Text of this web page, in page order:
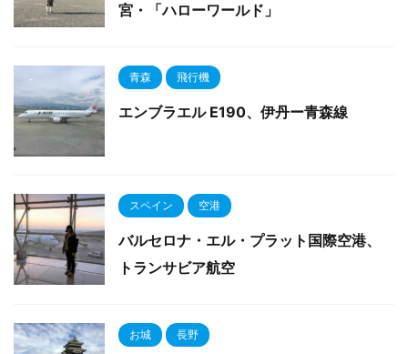
宮・「ハローワールド」
青森 飛行機
エンブラエル E190、伊丹ー青森線
スペイン 空港
バルセロナ・エル・プラット国際空港、
トランサビア航空
お城 長野